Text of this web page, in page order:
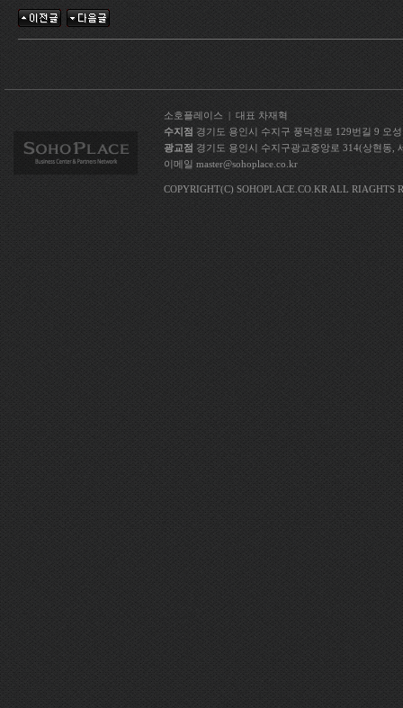
소호플레이스 | 대표 차재혁
수지점 경기도 용인시 수지구 풍덕천로 129번길 9
광교점 경기도 용인시 수지구광교중앙로 314(상현
이메일 master@sohoplace.co.kr
COPYRIGHT(C) SOHOPLACE.CO.KR ALL RIAGHTS